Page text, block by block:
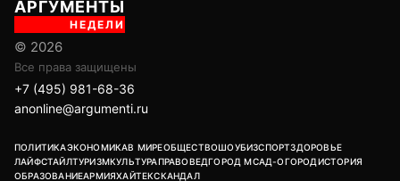
© 2026
Все права защищены
anonline@argumenti.ru
ПОЛИТИКАЭКОНОМИКАВ МИРЕ
ОБРАЗОВАНИЕАРМИЯХАЙТЕКСКАНДАЛ
Об издании Главная Все новости Авторы Новости партнеров